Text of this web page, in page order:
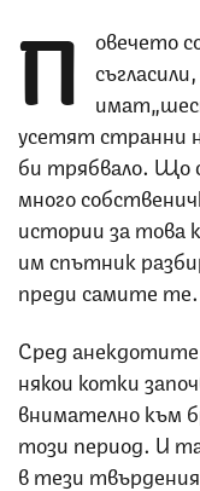
П
овечето
усетят странни
би трябвало. Що
много
истории за това
им спътник
преди самите те.
Сред
някои котки
внимателно към
този период. И
в тези